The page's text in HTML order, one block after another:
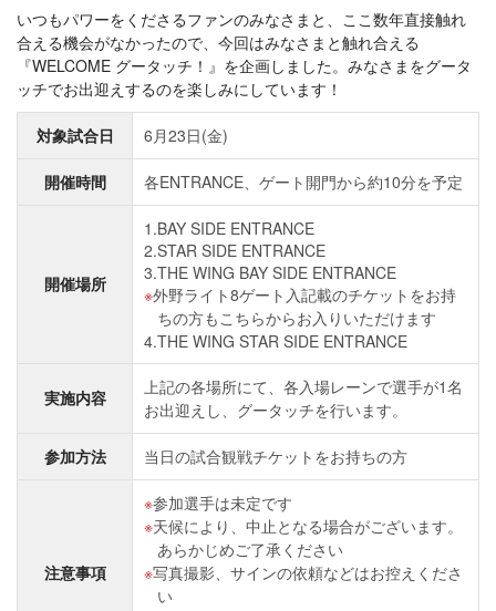
いつもパワーをくださるファンのみなさまと、ここ数年直接触れ
合える機会がなかったので、今回はみなさまと触れ合える
『WELCOME グータッチ！』を企画しました。みなさまをグータ
ッチでお出迎えするのを楽しみにしています！
対象試合日 6月23日(金)
開催時間 各ENTRANCE、ゲート開門から約10分を予定
開催場所
1.BAY SIDE ENTRANCE
2.STAR SIDE ENTRANCE
3.THE WING BAY SIDE ENTRANCE
外野ライト8ゲート入記載のチケットをお持
ちの方もこちらからお入りいただけます
4.THE WING STAR SIDE ENTRANCE
実施内容
上記の各場所にて、各入場レーンで選手が1名
お出迎えし、グータッチを行います。
参加方法 当日の試合観戦チケットをお持ちの方
注意事項
参加選手は未定です
天候により、中止となる場合がございます。
あらかじめご了承ください
写真撮影、サインの依頼などはお控えくださ
い